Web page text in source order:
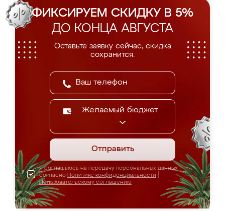
ФИКСИРУЕМ СКИДКУ В 5%
ДО КОНЦА АВГУСТА
Оставьте заявку сейчас, скидка
сохранится.
Желаемый бюджет
Отправить
Я соглашаюсь на передачу персональных данных
согласно Политике конфиденциальности
Пользовательскому соглашению